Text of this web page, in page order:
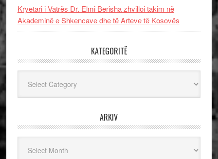
Kryetari i Vatrës Dr. Elmi Berisha zhvilloi takim në
Akademinë e Shkencave dhe të Arteve të Kosovës
KATEGORITË
ARKIV